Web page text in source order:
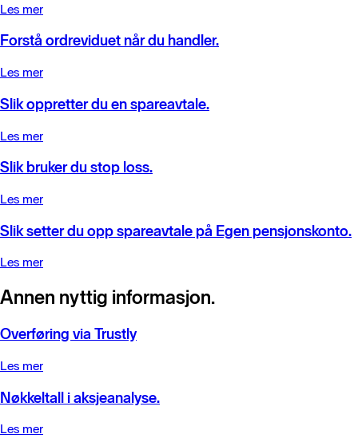
Les mer
Forstå ordreviduet når du handler.
Les mer
Slik oppretter du en spareavtale.
Les mer
Slik bruker du stop loss.
Les mer
Slik setter du opp spareavtale på Egen pensjonskonto.
Les mer
Annen nyttig informasjon.
Overføring via Trustly
Les mer
Nøkkeltall i aksjeanalyse.
Les mer